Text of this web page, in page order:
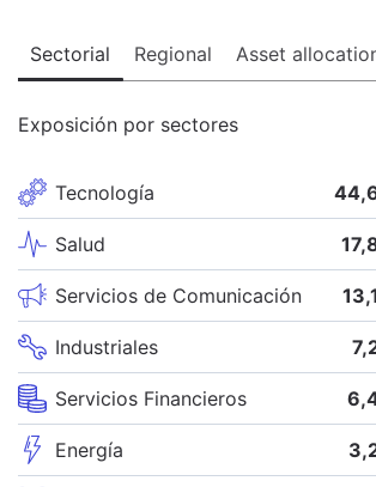
Sectorial Regional Asset
Exposición por sectores
Tecnología
Salud
Servicios de Comunicación 13,1
Industriales
Servicios Financieros
Energía